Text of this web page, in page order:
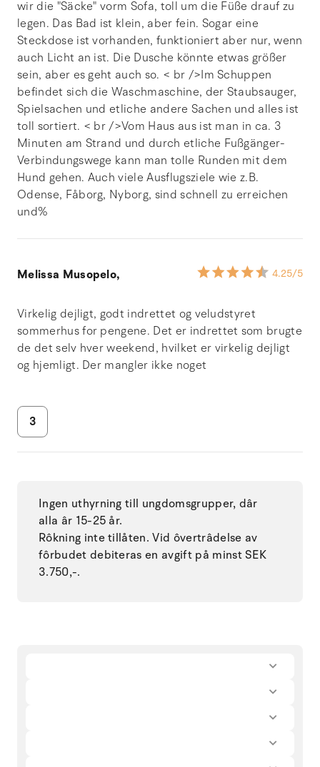
wir die "Säcke" vorm Sofa, toll um die Füße drauf zu
legen. Das Bad ist klein, aber fein. Sogar eine
Steckdose ist vorhanden, funktioniert aber nur, wenn
auch Licht an ist. Die Dusche könnte etwas größer
sein, aber es geht auch so. < br />Im Schuppen
befindet sich die Waschmaschine, der Staubsauger,
Spielsachen und etliche andere Sachen und alles ist
toll sortiert. < br />Vom Haus aus ist man in ca. 3
Minuten am Strand und durch etliche Fußgänger-
Verbindungswege kann man tolle Runden mit dem
Hund gehen. Auch viele Ausflugsziele wie z.B.
Odense, Fåborg, Nyborg, sind schnell zu erreichen
und%
Melissa Musopelo, 4.25/5
Virkelig dejligt, godt indrettet og veludstyret
sommerhus for pengene. Det er indrettet som brugte
de det selv hver weekend, hvilket er virkelig dejligt
og hjemligt. Der mangler ikke noget
3
Ingen uthyrning till ungdomsgrupper, dâr
alla âr 15-25 år.
Rôkning inte tillåten. Vid ôvertrâdelse av
fôrbudet debiteras en avgift på minst SEK
3.750,-.